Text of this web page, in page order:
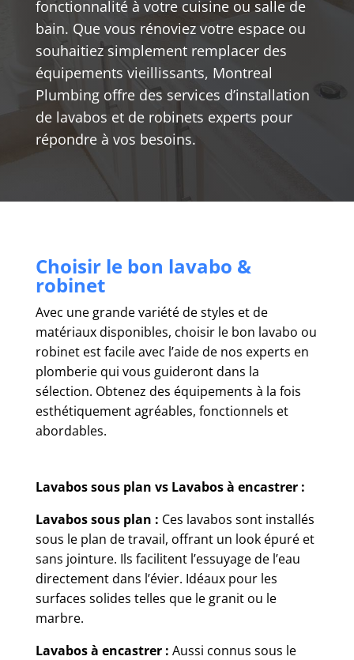
fonctionnalité à votre cuisine ou salle de
bain. Que vous rénoviez votre espace ou
souhaitiez simplement remplacer des
équipements vieillissants, Montreal
Plumbing offre des services d’installation
de lavabos et de robinets experts pour
répondre à vos besoins.
Choisir le bon lavabo &
robinet
Avec une grande variété de styles et de
matériaux disponibles, choisir le bon lavabo ou
robinet est facile avec l’aide de nos experts en
plomberie qui vous guideront dans la
sélection. Obtenez des équipements à la fois
esthétiquement agréables, fonctionnels et
abordables.
Lavabos sous plan vs Lavabos à encastrer :
Lavabos sous plan : Ces lavabos sont installés
sous le plan de travail, offrant un look épuré et
sans jointure. Ils facilitent l’essuyage de l’eau
directement dans l’évier. Idéaux pour les
surfaces solides telles que le granit ou le
marbre.
Lavabos à encastrer : Aussi connus sous le